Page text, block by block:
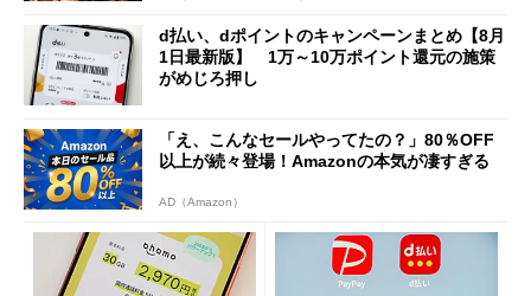
d払い、dポイントのキャンペーンまとめ【8月
1日最新版】 1万～10万ポイント還元の施策
がめじろ押し
「え、こんなセールやってたの？」80％OFF
以上が続々登場！Amazonの本気が凄すぎる
AD（Amazon）